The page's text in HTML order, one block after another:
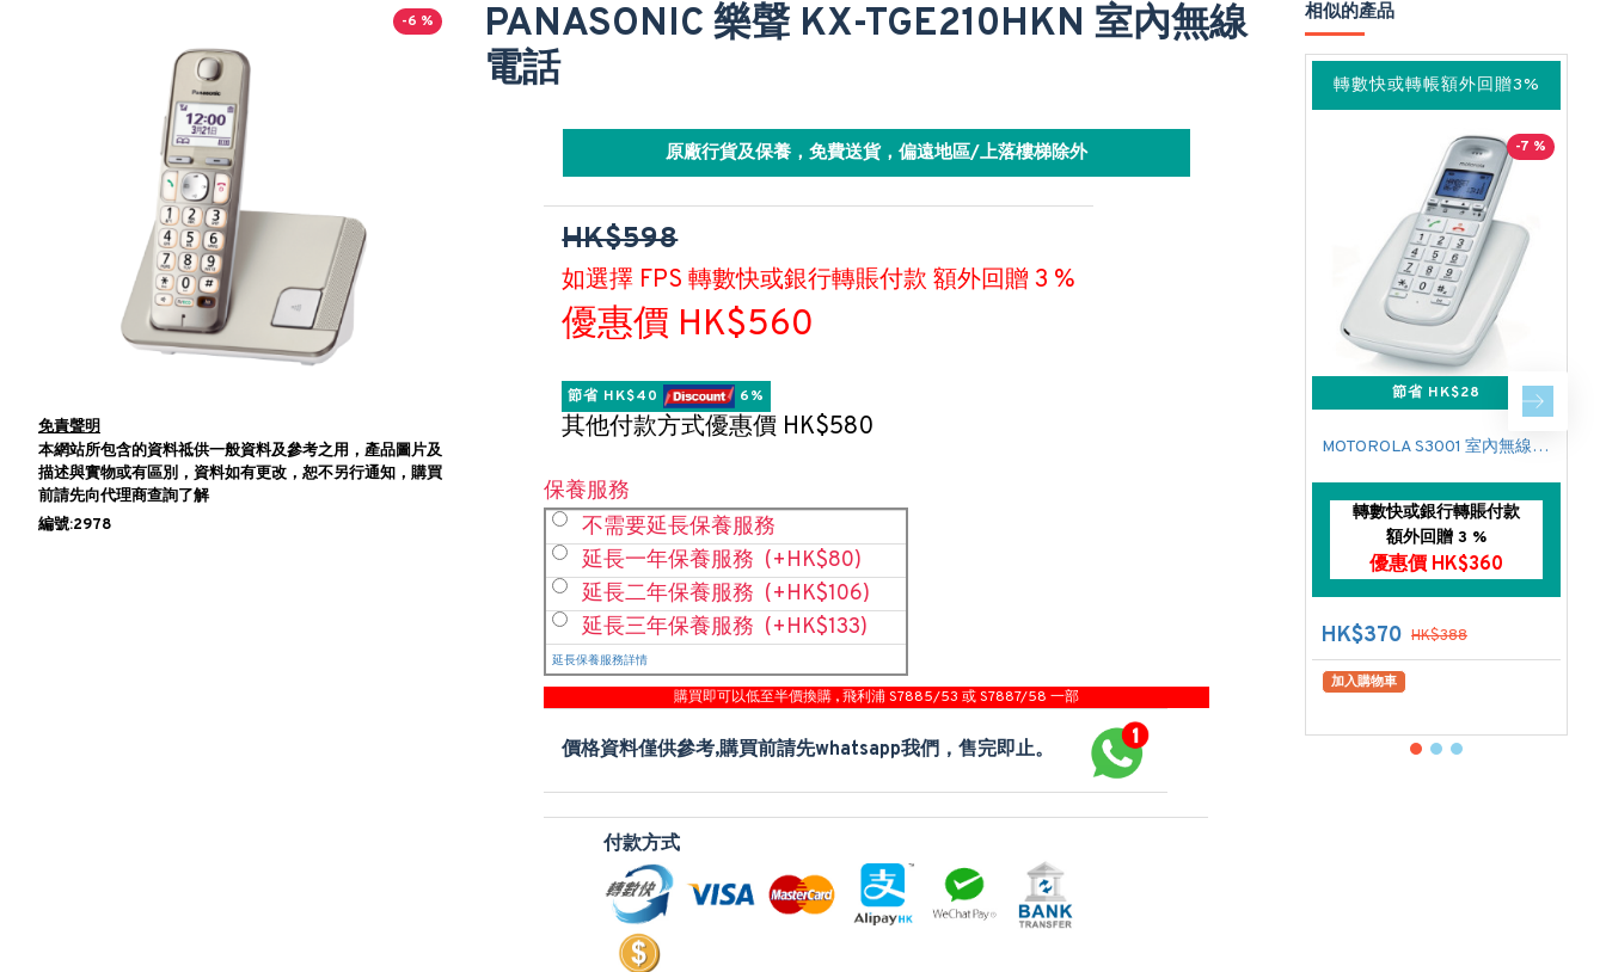
-6 %
免責聲明
本網站所包含的資料祗供一般資料及參考之用，產品圖片及
描述與實物或有區別，資料如有更改，恕不另行通知，購買
前請先向代理商查詢了解
編號:2978
PANASONIC 樂聲 KX-TGE210HKN 室內無線
電話
原廠行貨及保養，免費送貨，偏遠地區/上落樓梯除外
HK$598
如選擇 FPS 轉數快或銀行轉賬付款 額外回贈 3 %
優惠價 HK$560
節省 HK$40 6%
其他付款方式優惠價 HK$580
保養服務
不需要延長保養服務
延長一年保養服務 (+HK$80)
延長二年保養服務 (+HK$106)
延長三年保養服務 (+HK$133)
延長保養服務詳情
購買即可以低至半價換購 , 飛利浦 S7885/53 或 S7887/58 一部
價格資料僅供參考,購買前請先whatsapp我們，售完即止。
付款方式
相似的產品
轉數快或轉帳額外回贈3%
-7 %
節省 HK$28
MOTOROLA S3001 室內無線電話
轉數快或銀行轉賬付款
額外回贈 3 %
優惠價 HK$360
HK$370 HK$388
加入購物車